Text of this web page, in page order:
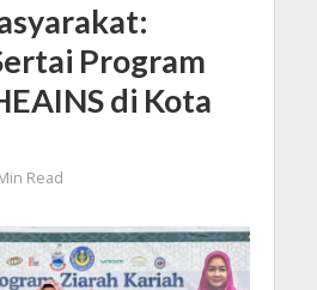
Program
di Kota
Read